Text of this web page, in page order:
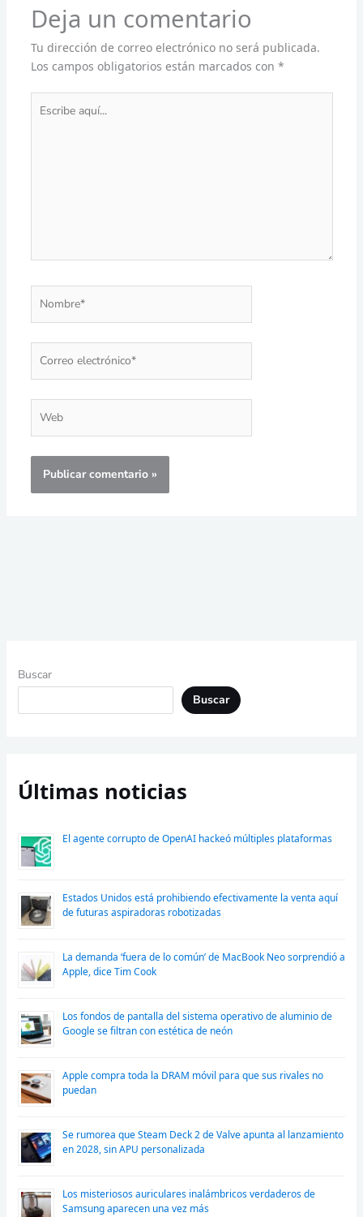
Deja un comentario
Tu dirección de correo electrónico no será publicada.
Los campos obligatorios están marcados con *
aquí...
electrónico*
Buscar
Buscar
Últimas noticias
El agente corrupto de OpenAI hackeó múltiples plataformas
Estados Unidos está prohibiendo efectivamente la venta aquí
de futuras aspiradoras robotizadas
La demanda ‘fuera de lo común’ de MacBook Neo sorprendió a
Apple, dice Tim Cook
Los fondos de pantalla del sistema operativo de aluminio de
Google se filtran con estética de neón
Apple compra toda la DRAM móvil para que sus rivales no
puedan
Se rumorea que Steam Deck 2 de Valve apunta al lanzamiento
en 2028, sin APU personalizada
Los misteriosos auriculares inalámbricos verdaderos de
Samsung aparecen una vez más